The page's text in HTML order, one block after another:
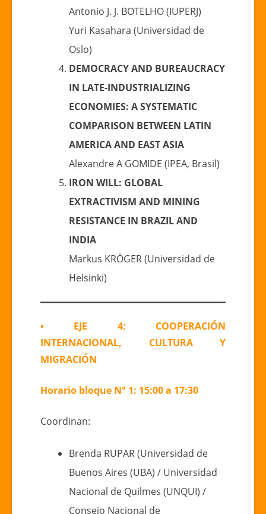
Antonio J. J. BOTELHO (IUPERJ)
Yuri Kasahara (Universidad de
Oslo)
DEMOCRACY AND BUREAUCRACY
IN LATE-INDUSTRIALIZING
ECONOMIES: A SYSTEMATIC
COMPARISON BETWEEN LATIN
AMERICA AND EAST ASIA
Alexandre A GOMIDE (IPEA, Brasil)
IRON WILL: GLOBAL
EXTRACTIVISM AND MINING
RESISTANCE IN BRAZIL AND
INDIA
Markus KRÖGER (Universidad de
Helsinki)
• EJE 4: COOPERACIÓN
INTERNACIONAL, CULTURA Y
MIGRACIÓN
Horario bloque N° 1: 15:00 a 17:30
Coordinan:
Brenda RUPAR (Universidad de
Buenos Aires (UBA) / Universidad
Nacional de Quilmes (UNQUI) /
Consejo Nacional de